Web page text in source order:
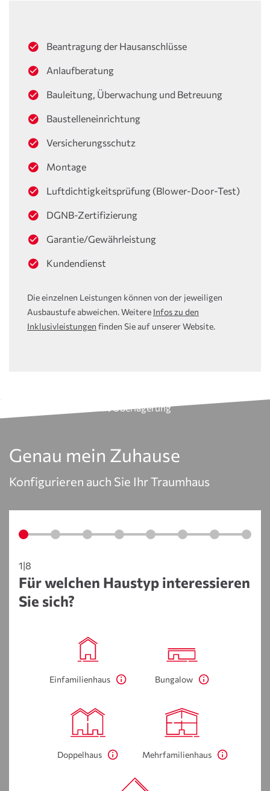
Beantragung der Hausanschlüsse
Anlaufberatung
Bauleitung, Überwachung und Betreuung
Baustelleneinrichtung
Versicherungsschutz
Montage
Luftdichtigkeitsprüfung (Blower-Door-Test)
DGNB-Zertifizierung
Garantie/Gewährleistung
Kundendienst
Die einzelnen Leistungen können von der jeweiligen
Ausbaustufe abweichen. Weitere Infos zu den
Inklusivleistungen finden Sie auf unserer Website.
Konfigurieren auch Sie Ihr Traumhaus
Genau mein Zuhause
1|8
Für welchen Haustyp interessieren
Sie sich?
Einfamilienhaus Bungalow
Doppelhaus Mehrfamilienhaus